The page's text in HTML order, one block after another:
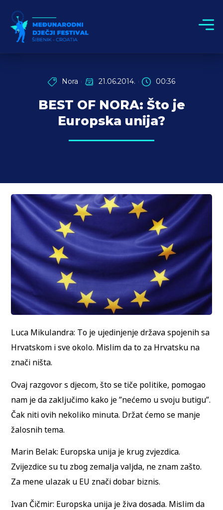
Nora 21.06.2014. 00:36
BEST OF NORA: Što je
Europska unija?
Luca Mikulandra: To je ujedinjenje država spojenih sa
Hrvatskom i sve okolo. Mislim da to za Hrvatsku na
znači ništa.
Ovaj razgovor s djecom, što se tiče politike, pomogao
nam je da zaključimo kako je ”nećemo u svoju butigu”.
Čak niti ovih nekoliko minuta. Držat ćemo se manje
žalosnih tema.
Marin Belak: Europska unija je krug zvjezdica.
Zvijezdice su tu zbog zemalja valjda, ne znam zašto.
Za mene ulazak u EU znači dobar biznis.
Ivan Čičmir: Europska unija je živa dosada. Mislim da